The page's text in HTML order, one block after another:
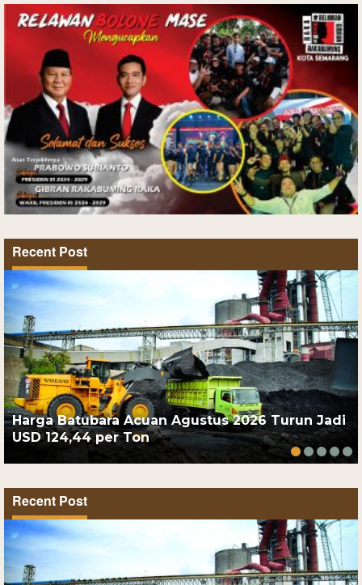
Recent Post
Harga Batubara Acuan Agustus 2026 Turun Jadi
USD 124,44 per Ton
Recent Post